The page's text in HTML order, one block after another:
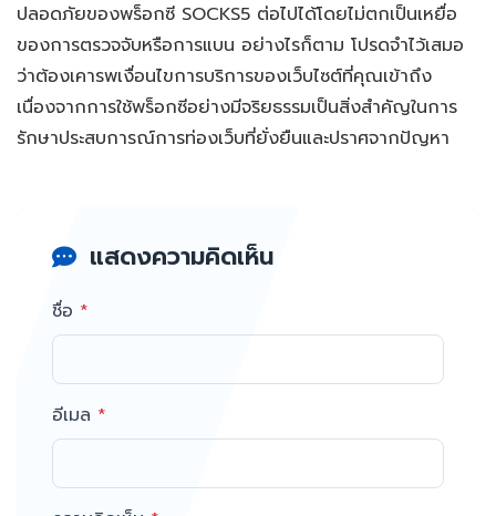
ปลอดภัยของพร็อกซี SOCKS5 ต่อไปได้โดยไม่ตกเป็นเหยื่อ
ของการตรวจจับหรือการแบน อย่างไรก็ตาม โปรดจำไว้เสมอ
ว่าต้องเคารพเงื่อนไขการบริการของเว็บไซต์ที่คุณเข้าถึง
เนื่องจากการใช้พร็อกซีอย่างมีจริยธรรมเป็นสิ่งสำคัญในการ
รักษาประสบการณ์การท่องเว็บที่ยั่งยืนและปราศจากปัญหา
แสดงความคิดเห็น
ชื่อ *
อีเมล *